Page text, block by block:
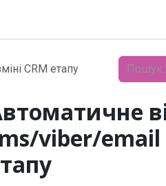
CRM етапу
viber/email